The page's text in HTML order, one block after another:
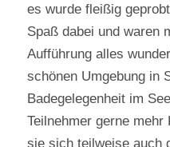
es wurde fleißig
Spaß dabei und waren
Aufführung alles
schönen Umgebung in
Badegelegenheit im
Teilnehmer gerne mehr
sie sich teilweise auch